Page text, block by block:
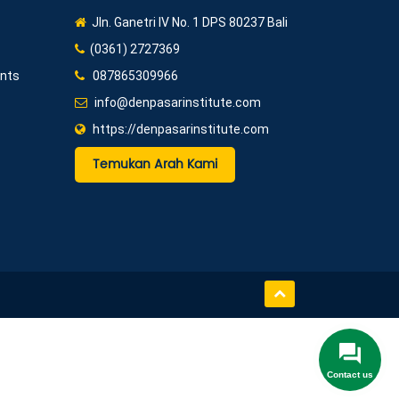
Jln. Ganetri IV No. 1 DPS 80237 Bali
(0361) 2727369
087865309966
info@denpasarinstitute.com
https://denpasarinstitute.com
Temukan Arah Kami